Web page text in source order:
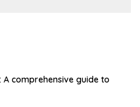
A comprehensive guide to